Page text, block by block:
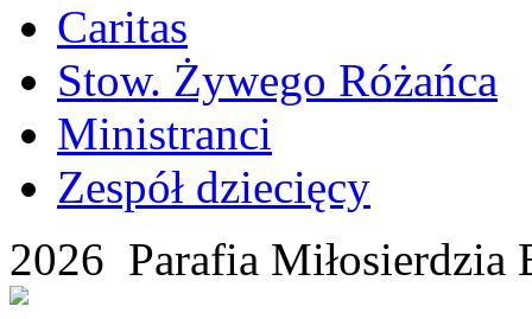
Caritas
Stow. Żywego Różańca
Ministranci
Zespół dziecięcy
2026 Parafia Miłosierdzia